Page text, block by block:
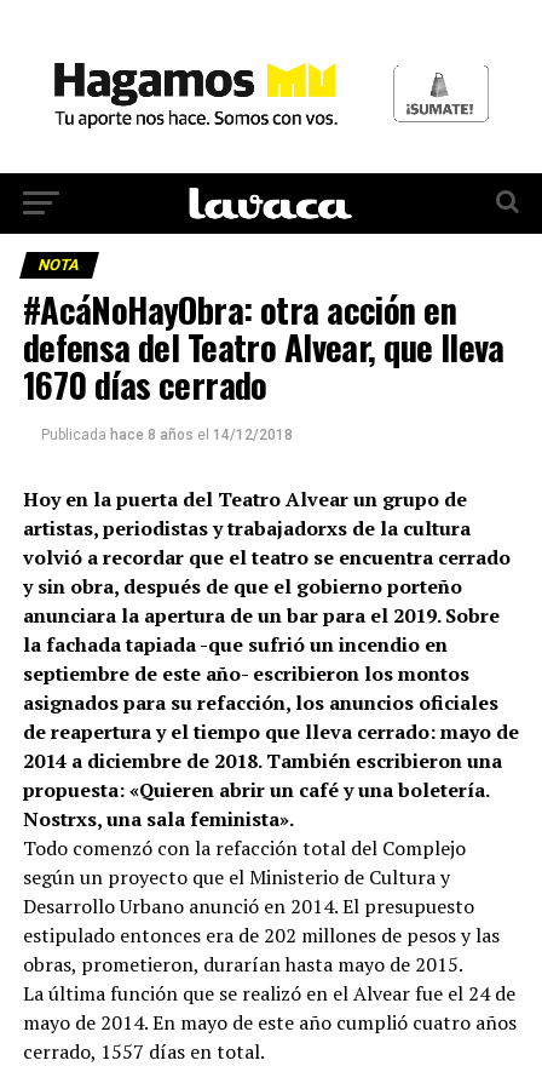
NOTA
#AcáNoHayObra: otra acción en
defensa del Teatro Alvear, que lleva
1670 días cerrado
Publicada hace 8 años el 14/12/2018
Hoy en la puerta del Teatro Alvear un grupo de
artistas, periodistas y trabajadorxs de la cultura
volvió a recordar que el teatro se encuentra cerrado
y sin obra, después de que el gobierno porteño
anunciara la apertura de un bar para el 2019. Sobre
la fachada tapiada -que sufrió un incendio en
septiembre de este año- escribieron los montos
asignados para su refacción, los anuncios oficiales
de reapertura y el tiempo que lleva cerrado: mayo de
2014 a diciembre de 2018. También escribieron una
propuesta: «Quieren abrir un café y una boletería.
Nostrxs, una sala feminista».
Todo comenzó con la refacción total del Complejo
según un proyecto que el Ministerio de Cultura y
Desarrollo Urbano anunció en 2014. El presupuesto
estipulado entonces era de 202 millones de pesos y las
obras, prometieron, durarían hasta mayo de 2015.
La última función que se realizó en el Alvear fue el 24 de
mayo de 2014. En mayo de este año cumplió cuatro años
cerrado, 1557 días en total.